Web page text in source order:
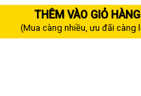
THÊM VÀO GIỎ HÀNG
(Mua càng nhiều, ưu đãi càng